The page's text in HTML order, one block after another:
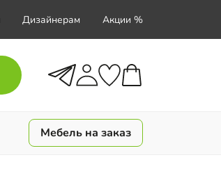
Дизайнерам Акции %
Мебель на заказ